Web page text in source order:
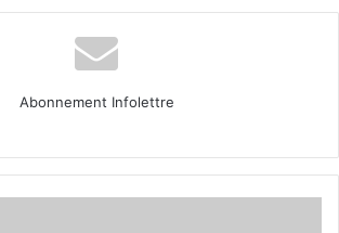
Abonnement Infolettre